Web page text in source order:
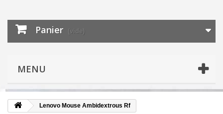
Panier (vide)
MENU
Lenovo Mouse Ambidextrous Rf